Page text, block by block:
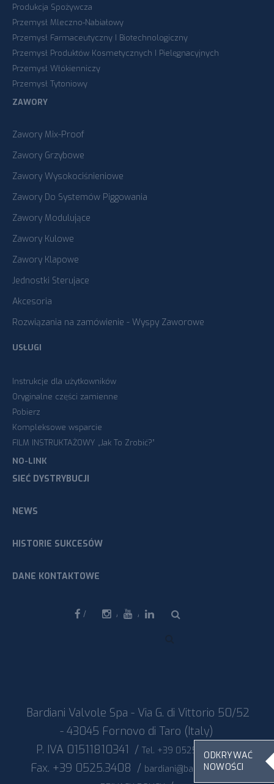
ODKRYWAĆ
NOWOŚCI
Produkcja Spożywcza
Przemysł Mleczno-Nabiałowy
Przemysł Farmaceutyczny I Biotechnologiczny
Przemysł Produktów Kosmetycznych I Pielęgnacyjnych
Przemysł Włókienniczy
Przemysł Tytoniowy
ZAWORY
Zawory Mix-Proof
Zawory Grzybowe
Zawory Wysokociśnieniowe
Zawory Do Systemów Piggowania
Zawory Modulujące
Zawory Kulowe
Zawory Klapowe
Jednostki Sterujace
Akcesoria
Rozwiązania na zamówienie - Wyspy Zaworowe
USŁUGI
Instrukcje dla użytkowników
Oryginalne części zamienne
Pobierz
Kompleksowe wsparcie
FILM INSTRUKTAŻOWY „Jak To Zrobić?”
NO-LINK
SIEĆ DYSTRYBUCJI
NEWS
HISTORIE SUKCESÓW
DANE KONTAKTOWE
Facebook
Bardiani Valvole Spa - Via G. di Vittorio 50/52
- 43045 Fornovo di Taro (Italy)
P. IVA 01511810341 / Tel. +39 0525.400044 /
Fax. +39 0525.3408 / bardiani@bardiani.com /